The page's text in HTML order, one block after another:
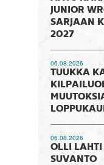
JUNIOR
SARJAAN
2027
06.08.2026
TUUKKA
06.08.2026
OLLI
SUVANTO